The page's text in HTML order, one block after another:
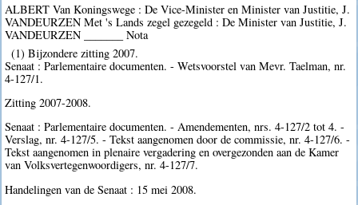
ALBERT Van Koningswege : De Vice-Minister en Minister van Justitie, J.
VANDEURZEN Met 's Lands zegel gezegeld : De Minister van Justitie, J.
VANDEURZEN _______ Nota
(1) Bijzondere zitting 2007.
Senaat : Parlementaire documenten. - Wetsvoorstel van Mevr. Taelman, nr.
4-127/1.
Zitting 2007-2008.
Senaat : Parlementaire documenten. - Amendementen, nrs. 4-127/2 tot 4. -
Verslag, nr. 4-127/5. - Tekst aangenomen door de commissie, nr. 4-127/6. -
Tekst aangenomen in plenaire vergadering en overgezonden aan de Kamer
van Volksvertegenwoordigers, nr. 4-127/7.
Handelingen van de Senaat : 15 mei 2008.